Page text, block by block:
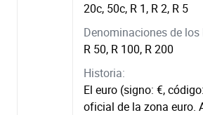
20c, 50c, R 1, R 2, R 5
Denominaciones de
R 50, R 100, R 200
Historia:
El euro (signo: €,
oficial de la zona euro.